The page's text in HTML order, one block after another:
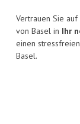
Vertrauen Sie
von Basel in Ihr
einen
Basel.